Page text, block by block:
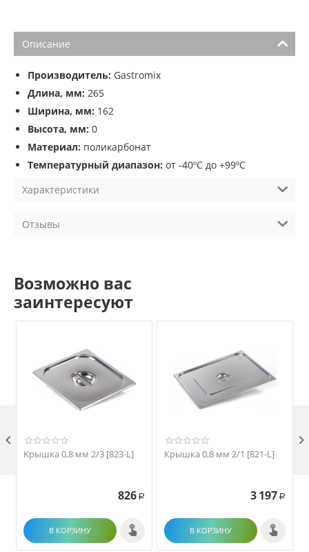
Описание
Производитель: Gastromix
Длина, мм: 265
Ширина, мм: 162
Высота, мм: 0
Материал: поликарбонат
Температурный диапазон: от -40ºС до +99ºС
Характеристики
Отзывы
Возможно вас
заинтересуют
Крышка 0,8 мм 2/3 [823-L]
826 Р
В КОРЗИНУ
Крышка 0,8 мм 2/1 [821-L]
3 197 Р
В КОРЗИНУ
 